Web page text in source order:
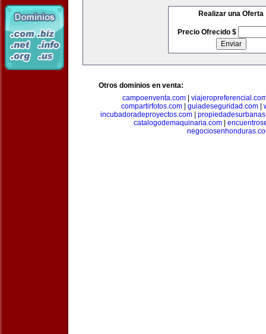
Realizar una Oferta
Precio Ofrecido $
Otros dominios en venta:
campoenventa.com
compartirfotos.com| guiadeseguridad.com|
incubadoradeproyectos.com
catalogodemaquinaria.com|